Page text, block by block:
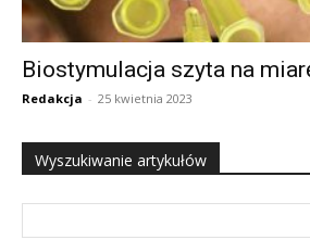
Biostymulacja szyta na
Redakcja - 25 kwietnia 2023
Wyszukiwanie artykułów